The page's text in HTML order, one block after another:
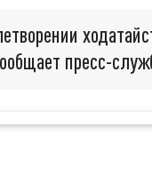
пресс-